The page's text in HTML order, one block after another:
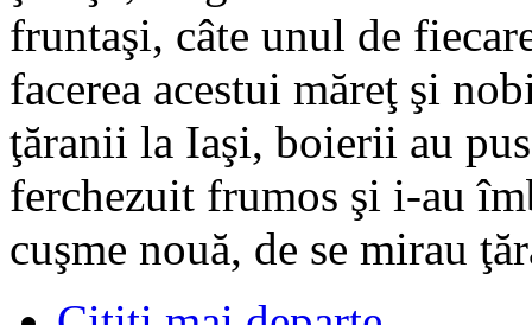
fruntaşi, câte unul de
facerea acestui măreţ şi
ţăranii la Iaşi, boierii au
ferchezuit frumos şi i-au
cuşme nouă, de se mirau